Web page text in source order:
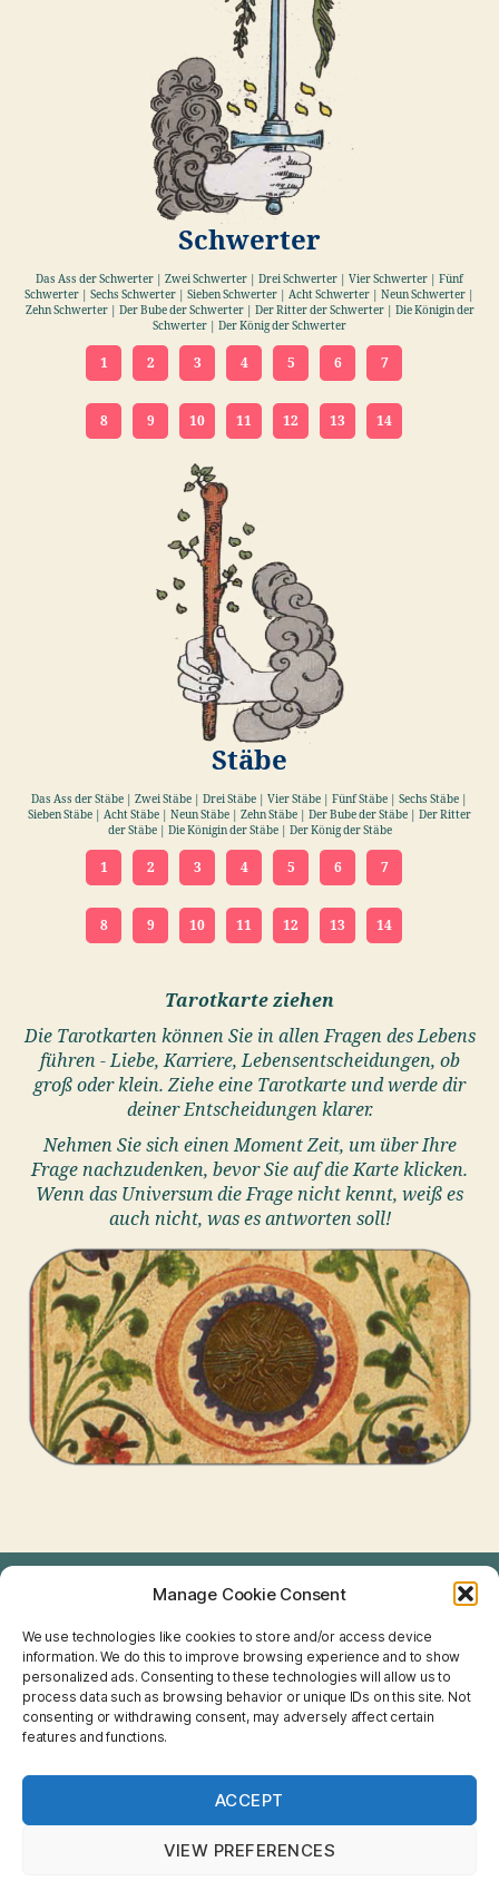
Manage Cookie Consent
We use technologies like cookies to store and/or access device
information. We do this to improve browsing experience and to show
personalized ads. Consenting to these technologies will allow us to
process data such as browsing behavior or unique IDs on this site. Not
consenting or withdrawing consent, may adversely affect certain
features and functions.
ACCEPT
VIEW PREFERENCES
Schwerter
Das Ass der Schwerter | Zwei Schwerter | Drei Schwerter | Vier Schwerter | Fünf
Schwerter | Sechs Schwerter | Sieben Schwerter | Acht Schwerter | Neun Schwerter |
Zehn Schwerter | Der Bube der Schwerter | Der Ritter der Schwerter | Die Königin der
Schwerter | Der König der Schwerter
1 2 3 4 5 6 7
8 9 10 11 12 13 14
Stäbe
Das Ass der Stäbe | Zwei Stäbe | Drei Stäbe | Vier Stäbe | Fünf Stäbe | Sechs Stäbe |
Sieben Stäbe | Acht Stäbe | Neun Stäbe | Zehn Stäbe | Der Bube der Stäbe | Der Ritter
der Stäbe | Die Königin der Stäbe | Der König der Stäbe
1 2 3 4 5 6 7
8 9 10 11 12 13 14
Tarotkarte ziehen
Die Tarotkarten können Sie in allen Fragen des Lebens
führen - Liebe, Karriere, Lebensentscheidungen, ob
groß oder klein. Ziehe eine Tarotkarte und werde dir
deiner Entscheidungen klarer.
Nehmen Sie sich einen Moment Zeit, um über Ihre
Frage nachzudenken, bevor Sie auf die Karte klicken.
Wenn das Universum die Frage nicht kennt, weiß es
auch nicht, was es antworten soll!
I CHING
NUMEROLOGIE
FENG SHUI
HOROSKOPE